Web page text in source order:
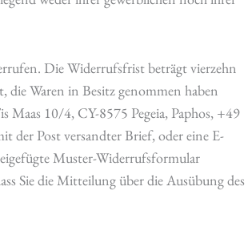
Die Widerrufsfrist beträgt vierzehn
Waren in Besitz genommen haben
Maas 10/4, CY-8575 Pegeia, Paphos, +49
der Post versandter Brief, oder eine E-
Muster-Widerrufsformular
Sie die Mitteilung über die Ausübung des